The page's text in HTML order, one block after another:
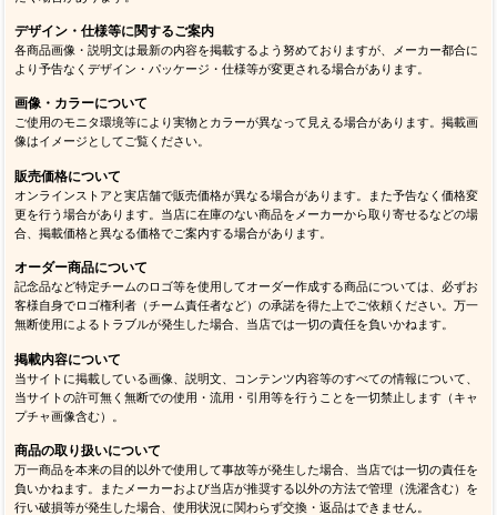
デザイン・仕様等に関するご案内
各商品画像・説明文は最新の内容を掲載するよう努めておりますが、メーカー都合に
より予告なくデザイン・パッケージ・仕様等が変更される場合があります。
画像・カラーについて
ご使用のモニタ環境等により実物とカラーが異なって見える場合があります。掲載画
像はイメージとしてご覧ください。
販売価格について
オンラインストアと実店舗で販売価格が異なる場合があります。また予告なく価格変
更を行う場合があります。当店に在庫のない商品をメーカーから取り寄せるなどの場
合、掲載価格と異なる価格でご案内する場合があります。
オーダー商品について
記念品など特定チームのロゴ等を使用してオーダー作成する商品については、必ずお
客様自身でロゴ権利者（チーム責任者など）の承諾を得た上でご依頼ください。万一
無断使用によるトラブルが発生した場合、当店では一切の責任を負いかねます。
掲載内容について
当サイトに掲載している画像、説明文、コンテンツ内容等のすべての情報について、
当サイトの許可無く無断での使用・流用・引用等を行うことを一切禁止します（キャ
プチャ画像含む）。
商品の取り扱いについて
万一商品を本来の目的以外で使用して事故等が発生した場合、当店では一切の責任を
負いかねます。またメーカーおよび当店が推奨する以外の方法で管理（洗濯含む）を
行い破損等が発生した場合、使用状況に関わらず交換・返品はできません。